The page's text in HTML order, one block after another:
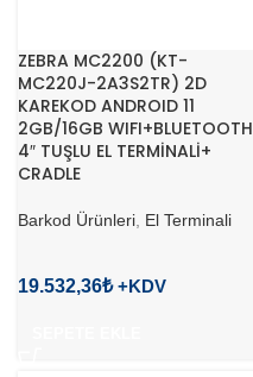
ZEBRA MC2200 (KT-
MC220J-2A3S2TR) 2D
KAREKOD ANDROID 11
2GB/16GB WIFI+BLUETOOTH
4″ TUŞLU EL TERMİNALİ+
CRADLE
Barkod Ürünleri El Terminali
19.532,36₺